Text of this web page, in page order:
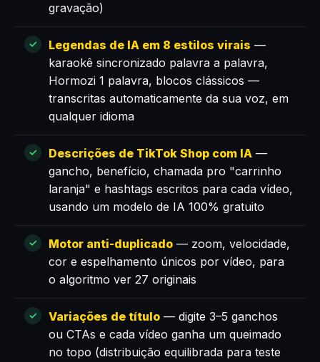
gravação)
Legendas de IA em 8 estilos virais —
karaokê sincronizado palavra a palavra,
Hormozi 1 palavra, blocos clássicos —
transcritas automaticamente da sua voz, em
qualquer idioma
Descrições de TikTok Shop com IA —
gancho, benefício, chamada pro "carrinho
laranja" e hashtags escritos para cada vídeo,
usando um modelo de IA 100% gratuito
Motor anti-duplicado — zoom, velocidade,
cor e espelhamento únicos por vídeo, para
o algoritmo ver 27 originais
Variações de título — digite 3–5 ganchos
ou CTAs e cada vídeo ganha um queimado
no topo (distribuição equilibrada para teste